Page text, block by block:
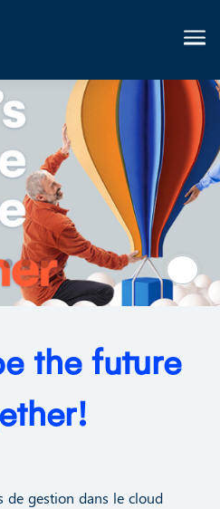
Pause
the future
de gestion dans le cloud